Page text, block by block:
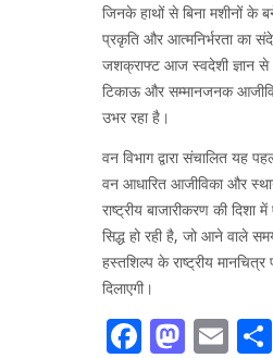
जिनके हाथों से बिना मशीनों के
प्रकृति और आत्मनिर्भरता का
जशक्राफ्ट आज स्वदेशी ज्ञान
टिकाऊ और सम्मानजनक
उभर रहा है।
वन विभाग द्वारा संचालित यह
वन आधारित आजीविका और
राष्ट्रीय बाजारीकरण की दिशा
सिद्ध हो रही है, जो आने वाले
हस्तशिल्प के राष्ट्रीय मानचित्र
दिलाएगी।
Facebook